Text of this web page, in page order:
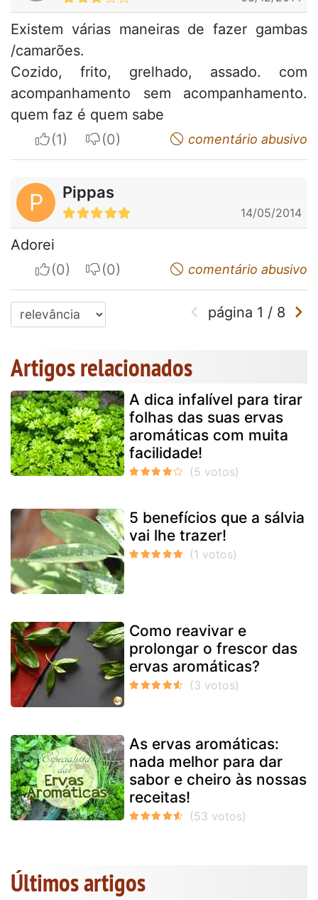
Existem várias maneiras de fazer gambas
/camarões.
Cozido, frito, grelhado, assado. com
acompanhamento sem acompanhamento.
quem faz é quem sabe
I apreciateI do not appreciatecomentário abusivo
P Pippas
14/05/2014
Adorei
I apreciateI do not appreciatecomentário abusivo
página 1 / 8
Artigos relacionados
A dica infalível para tirar
folhas das suas ervas
aromáticas com muita
facilidade!
5 benefícios que a sálvia
vai lhe trazer!
Como reavivar e
prolongar o frescor das
ervas aromáticas?
As ervas aromáticas:
nada melhor para dar
sabor e cheiro às nossas
receitas!
Últimos artigos